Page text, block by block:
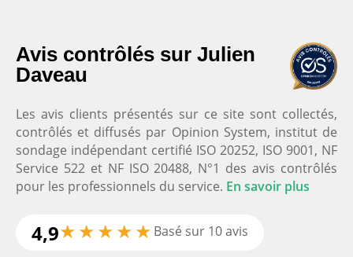
5.0
Basé sur68avis
Voir tous les avis
Super coach ! J'ai vraiment
progressé et atteint une grande partie de mes
Avis contrôlés sur Julien
Daveau
Les avis clients présentés sur ce site sont collectés,
contrôlés et diffusés par Opinion System, institut de
sondage indépendant certifié ISO 20252, ISO 9001, NF
Service 522 et NF ISO 20488, N°1 des avis contrôlés
pour les professionnels du service. En savoir plus
4,9★★★★★ Basé sur 10 avis